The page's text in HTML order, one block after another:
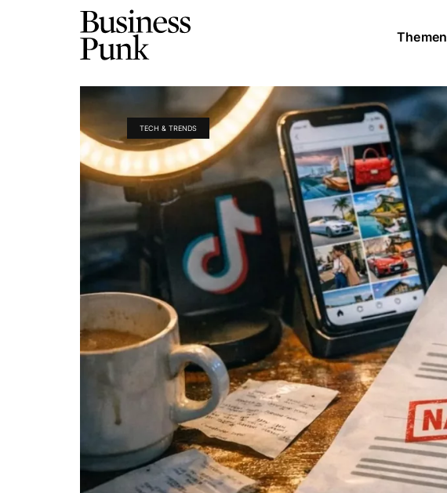
Themen
TECH & TRENDS